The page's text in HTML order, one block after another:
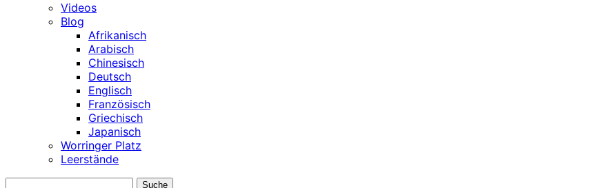
Videos
Blog
Afrikanisch
Arabisch
Chinesisch
Deutsch
Englisch
Französisch
Griechisch
Japanisch
Worringer Platz
Leerstände